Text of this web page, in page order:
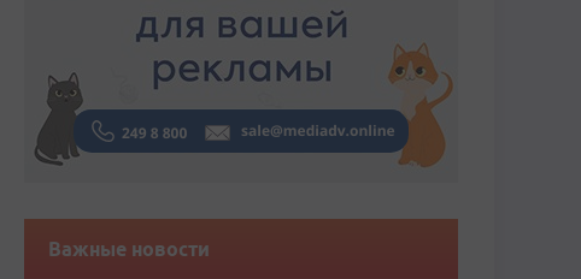
Важные новости